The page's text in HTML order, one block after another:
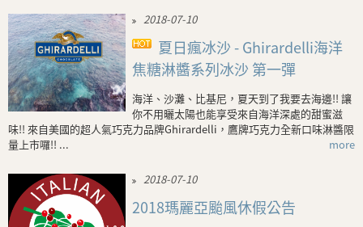
2018-07-10
夏日瘋冰沙 - Ghirardelli海洋
焦糖淋醬系列冰沙 第一彈
海洋、沙灘、比基尼，夏天到了我要去海邊!! 讓
你不用曬太陽也能享受來自海洋深處的甜蜜滋
味!! 來自美國的超人氣巧克力品牌Ghirardelli，鷹牌巧克力全新口味淋醬限
量上市囉!! ...
more
2018-07-10
2018瑪麗亞颱風休假公告